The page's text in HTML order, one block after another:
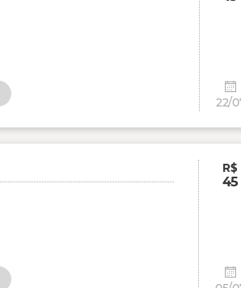
22/
R$
45